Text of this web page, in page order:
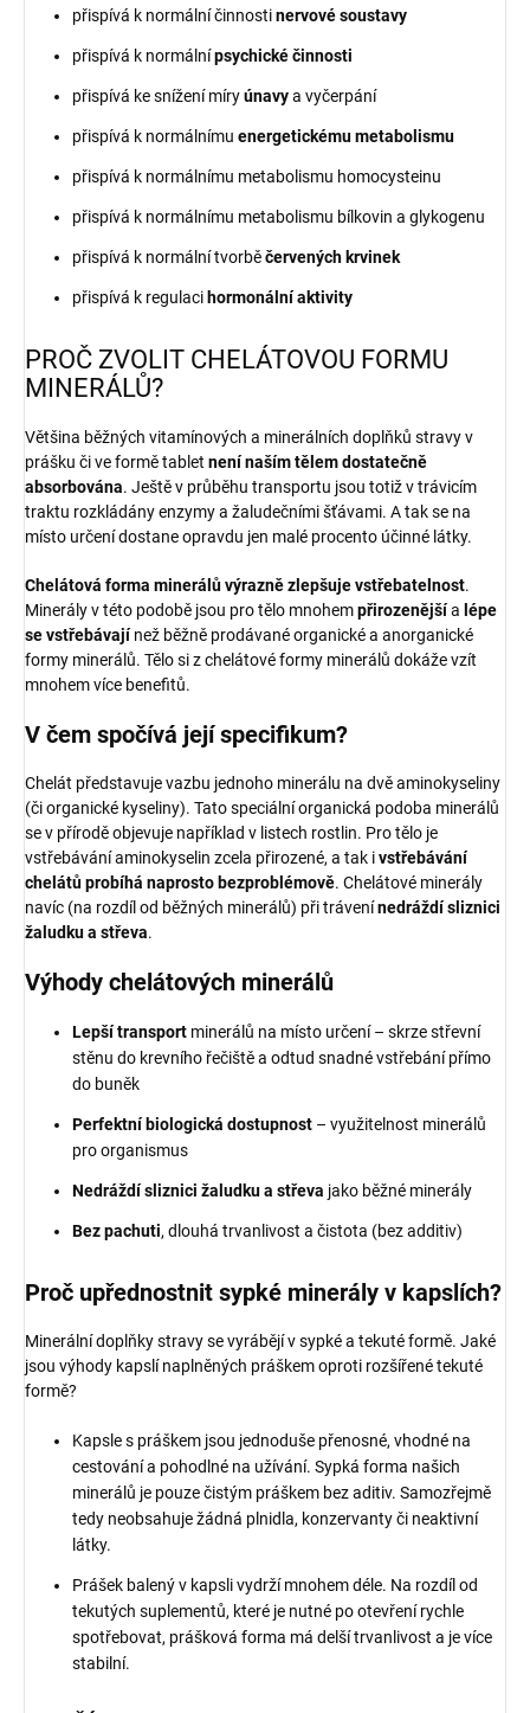
přispívá k normální činnostinervové soustavy
přispívá k normálnípsychické činnosti
přispívá ke snížení míryúnavya vyčerpání
přispívá k normálnímu energetickému metabolismu
přispívá k normálnímu metabolismu homocysteinu
přispívá k normálnímu metabolismu bílkovin a glykogenu
přispívá k normální tvorběčervených krvinek
přispívá k regulaci hormonální aktivity
PROČ ZVOLIT CHELÁTOVOU FORMU
MINERÁLŮ?
Většina běžných vitamínových a minerálních doplňků stravy v
prášku či ve formě tablet není naším tělem dostatečně
absorbována. Ještě v průběhu transportu jsou totiž v trávicím
traktu rozkládány enzymy a žaludečními šťávami. A tak se na
místo určení dostane opravdu jen malé procento účinné látky.
Chelátová forma minerálů výrazně zlepšuje vstřebatelnost.
Minerály v této podobě jsou pro tělo mnohempřirozenějšía lépe
se vstřebávají než běžně prodávané organické a anorganické
formy minerálů. Tělo si z chelátové formy minerálů dokáže vzít
mnohem více benefitů.
V čem spočívá její specifikum?
Chelát představuje vazbu jednoho minerálu na dvě aminokyseliny
(či organické kyseliny). Tato speciální organická podoba minerálů
se v přírodě objevuje například v listech rostlin. Pro tělo je
vstřebávání aminokyselin zcela přirozené, a tak ivstřebávání
chelátů probíhá naprosto bezproblémově. Chelátové minerály
navíc (na rozdíl od běžných minerálů) při trávenínedráždí sliznici
žaludku a střeva.
Výhody chelátových minerálů
Lepší transport minerálů na místo určení – skrze střevní
stěnu do krevního řečiště a odtud snadné vstřebání přímo
do buněk
Perfektní biologická dostupnost – využitelnost minerálů
pro organismus
Nedráždí sliznici žaludku a střeva jako běžné minerály
Bez pachuti, dlouhá trvanlivost a čistota (bez additiv)
Proč upřednostnit sypké minerály v kapslích?
Minerální doplňky stravy se vyrábějí v sypké a tekuté formě. Jaké
jsou výhody kapslí naplněných práškem oproti rozšířené tekuté
formě?
Kapsle s práškem jsou jednoduše přenosné, vhodné na
cestování a pohodlné na užívání. Sypká forma našich
minerálů je pouze čistým práškem bez aditiv. Samozřejmě
tedy neobsahuje žádná plnidla, konzervanty či neaktivní
látky.
Prášek balený v kapsli vydrží mnohem déle. Na rozdíl od
tekutých suplementů, které je nutné po otevření rychle
spotřebovat, prášková forma má delší trvanlivost a je více
stabilní.